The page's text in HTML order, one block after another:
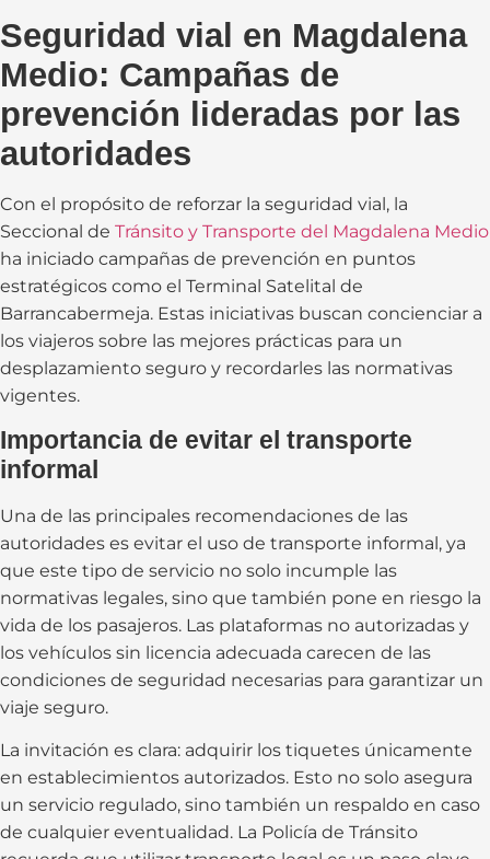
Seguridad vial en Magdalena
Medio: Campañas de
prevención lideradas por las
autoridades
Con el propósito de reforzar la seguridad vial, la
Seccional de Tránsito y Transporte del Magdalena Medio
ha iniciado campañas de prevención en puntos
estratégicos como el Terminal Satelital de
Barrancabermeja. Estas iniciativas buscan concienciar a
los viajeros sobre las mejores prácticas para un
desplazamiento seguro y recordarles las normativas
vigentes.
Importancia de evitar el transporte
informal
Una de las principales recomendaciones de las
autoridades es evitar el uso de transporte informal, ya
que este tipo de servicio no solo incumple las
normativas legales, sino que también pone en riesgo la
vida de los pasajeros. Las plataformas no autorizadas y
los vehículos sin licencia adecuada carecen de las
condiciones de seguridad necesarias para garantizar un
viaje seguro.
La invitación es clara: adquirir los tiquetes únicamente
en establecimientos autorizados. Esto no solo asegura
un servicio regulado, sino también un respaldo en caso
de cualquier eventualidad. La Policía de Tránsito